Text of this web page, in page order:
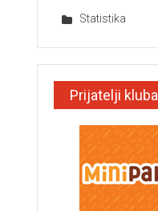
Statistika
Prijatelji kluba